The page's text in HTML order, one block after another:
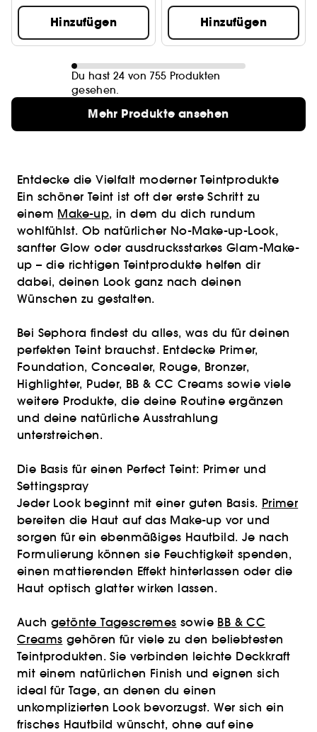
Hinzufügen Hinzufügen
Du hast 24 von 755 Produkten
gesehen.
Mehr Produkte ansehen
Entdecke die Vielfalt moderner Teintprodukte
Ein schöner Teint ist oft der erste Schritt zu
einem Make-up, in dem du dich rundum
wohlfühlst. Ob natürlicher No-Make-up-Look,
sanfter Glow oder ausdrucksstarkes Glam-Make-
up – die richtigen Teintprodukte helfen dir
dabei, deinen Look ganz nach deinen
Wünschen zu gestalten.
Bei Sephora findest du alles, was du für deinen
perfekten Teint brauchst. Entdecke Primer,
Foundation, Concealer, Rouge, Bronzer,
Highlighter, Puder, BB & CC Creams sowie viele
weitere Produkte, die deine Routine ergänzen
und deine natürliche Ausstrahlung
unterstreichen.
Die Basis für einen Perfect Teint: Primer und
Settingspray
Jeder Look beginnt mit einer guten Basis. Primer
bereiten die Haut auf das Make-up vor und
sorgen für ein ebenmäßiges Hautbild. Je nach
Formulierung können sie Feuchtigkeit spenden,
einen mattierenden Effekt hinterlassen oder die
Haut optisch glatter wirken lassen.
Auch getönte Tagescremes sowie BB & CC
Creams gehören für viele zu den beliebtesten
Teintprodukten. Sie verbinden leichte Deckkraft
mit einem natürlichen Finish und eignen sich
ideal für Tage, an denen du einen
unkomplizierten Look bevorzugst. Wer sich ein
frisches Hautbild wünscht, ohne auf eine